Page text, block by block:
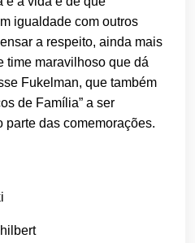
igualdade com outros
a respeito, ainda mais
time maravilhoso que dá
Fukelman, que também
de Família” a ser
parte das comemorações.